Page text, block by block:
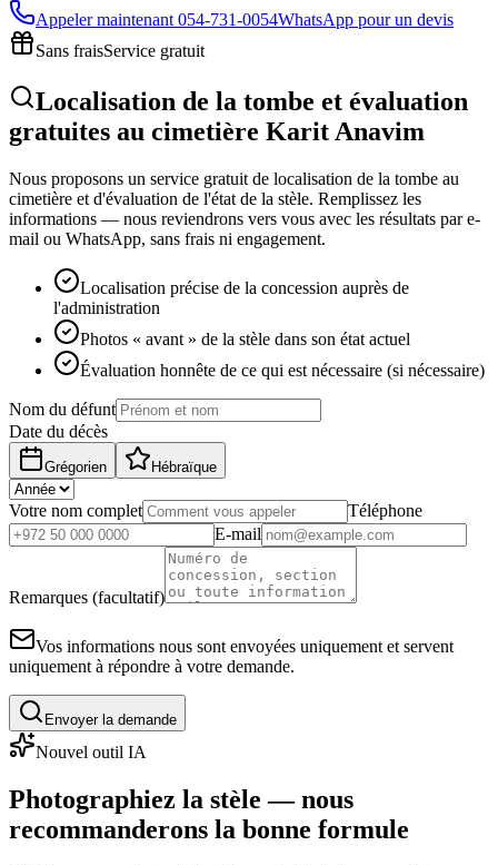
Appeler maintenant 054-731-0054WhatsApp pour un devis
Sans fraisService gratuit
Localisation de la tombe et évaluation
gratuites au cimetière Karit Anavim
Nous proposons un service gratuit de localisation de la tombe au
cimetière et d'évaluation de l'état de la stèle. Remplissez les
informations — nous reviendrons vers vous avec les résultats par e-
mail ou WhatsApp, sans frais ni engagement.
Localisation précise de la concession auprès de
l'administration
Photos « avant » de la stèle dans son état actuel
Évaluation honnête de ce qui est nécessaire (si nécessaire)
Nom du défunt
Date du décès
Grégorien Hébraïque
Votre nom complet
Téléphone
E-mail
Remarques (facultatif)
Vos informations nous sont envoyées uniquement et servent
uniquement à répondre à votre demande.
Envoyer la demande
Nouvel outil IA
Photographiez la stèle — nous
recommanderons la bonne formule